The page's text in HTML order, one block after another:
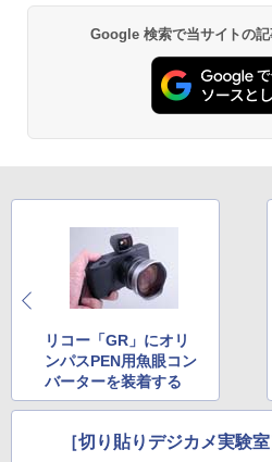
Google 検索で当サイトの
リコー「GR」にオリ
ンパスPEN用魚眼コン
バーターを装着する
［切り貼りデジカメ実験